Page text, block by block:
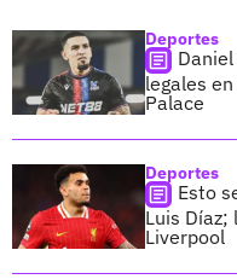
Deportes
legales
Palace
Deportes
Esto
Luis Díaz;
Liverpool